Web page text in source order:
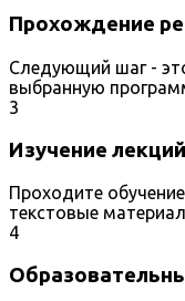
Прохождение
Следующий шаг -
выбранную
3
Изучение лекций
Проходите
текстовые
4